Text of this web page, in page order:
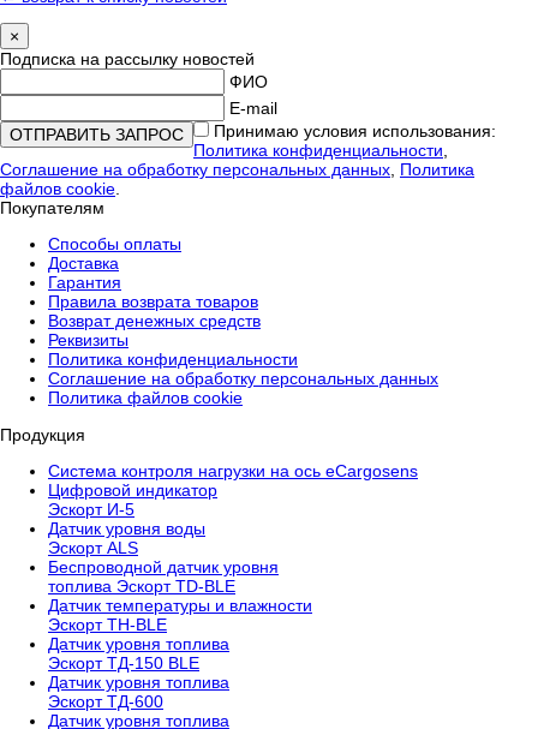
×
Подписка на рассылку новостей
ФИО
E-mail
Принимаю условия использования:
Политика конфиденциальности
Соглашение на обработку персональных данных Политика
файлов cookie
Покупателям
Способы оплаты
Доставка
Гарантия
Правила возврата товаров
Возврат денежных средств
Реквизиты
Политика конфиденциальности
Соглашение на обработку персональных данных
Политика файлов cookie
Продукция
Cистема контроля нагрузки на ось eCargosens
Цифровой индикатор
Эскорт И-5
Датчик уровня воды
Эскорт ALS
Беспроводной датчик уровня
топлива Эскорт TD-BLE
Датчик температуры и влажности
Эскорт TH-BLE
Датчик уровня топлива
Эскорт ТД-150 BLE
Датчик уровня топлива
Эскорт ТД-600
Датчик уровня топлива